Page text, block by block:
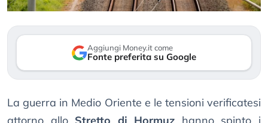
Aggiungi Money.it come
Fonte preferita su Google
La guerra in Medio Oriente e le tensioni verificatesi